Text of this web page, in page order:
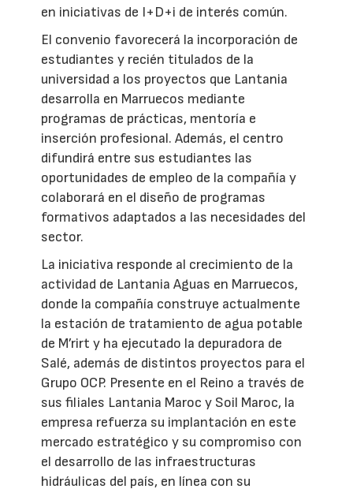
en iniciativas de I+D+i de interés común.
El convenio favorecerá la incorporación de
estudiantes y recién titulados de la
universidad a los proyectos que Lantania
desarrolla en Marruecos mediante
programas de prácticas, mentoría e
inserción profesional. Además, el centro
difundirá entre sus estudiantes las
oportunidades de empleo de la compañía y
colaborará en el diseño de programas
formativos adaptados a las necesidades del
sector.
La iniciativa responde al crecimiento de la
actividad de Lantania Aguas en Marruecos,
donde la compañía construye actualmente
la estación de tratamiento de agua potable
de M’rirt y ha ejecutado la depuradora de
Salé, además de distintos proyectos para el
Grupo OCP. Presente en el Reino a través de
sus filiales Lantania Maroc y Soil Maroc, la
empresa refuerza su implantación en este
mercado estratégico y su compromiso con
el desarrollo de las infraestructuras
hidráulicas del país, en línea con su